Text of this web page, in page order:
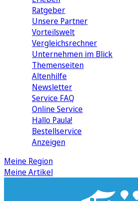
Ratgeber
Unsere Partner
Vorteilswelt
Vergleichsrechner
Unternehmen im Blick
Themenseiten
Altenhilfe
Newsletter
Service FAQ
Online Service
Hallo Paula!
Bestellservice
Anzeigen
Meine Region
Meine Artikel